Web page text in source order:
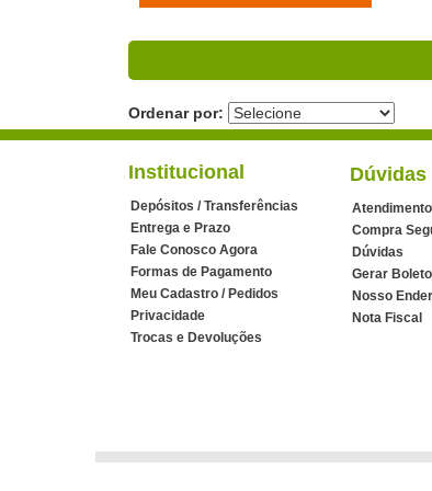
Ordenar por:
Institucional
Depósitos / Transferências
Entrega e Prazo
Fale Conosco Agora
Formas de Pagamento
Meu Cadastro / Pedidos
Privacidade
Trocas e Devoluções
Dúvidas
Compra
Dúvidas
Gerar Boleto
Nosso
Nota Fiscal